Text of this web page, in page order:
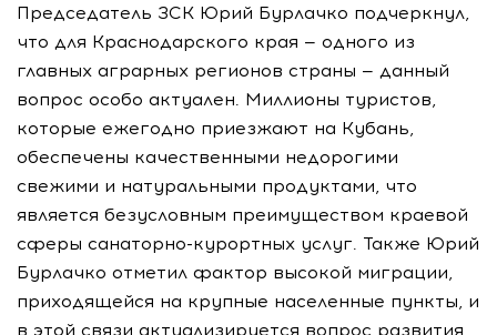
Председатель ЗСК Юрий Бурлачко подчеркнул,
что для Краснодарского края — одного из
главных аграрных регионов страны — данный
вопрос особо актуален. Миллионы туристов,
которые ежегодно приезжают на Кубань,
обеспечены качественными недорогими
свежими и натуральными продуктами, что
является безусловным преимуществом краевой
сферы санаторно-курортных услуг. Также Юрий
Бурлачко отметил фактор высокой миграции,
приходящейся на крупные населенные пункты, и
в этой связи актуализируется вопрос развития